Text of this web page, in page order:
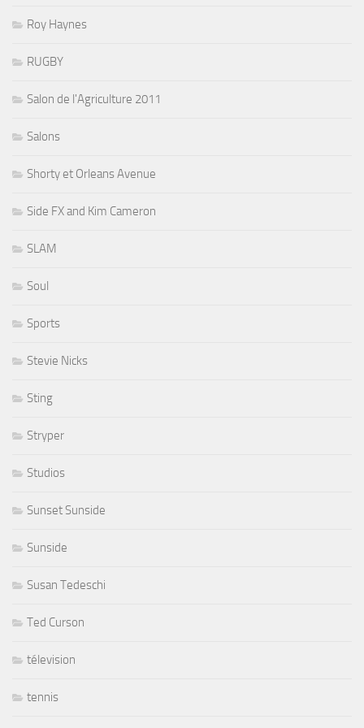
Roy Haynes
RUGBY
Salon de l'Agriculture 2011
Salons
Shorty et Orleans Avenue
Side FX and Kim Cameron
SLAM
Soul
Sports
Stevie Nicks
Sting
Stryper
Studios
Sunset Sunside
Sunside
Susan Tedeschi
Ted Curson
télevision
tennis